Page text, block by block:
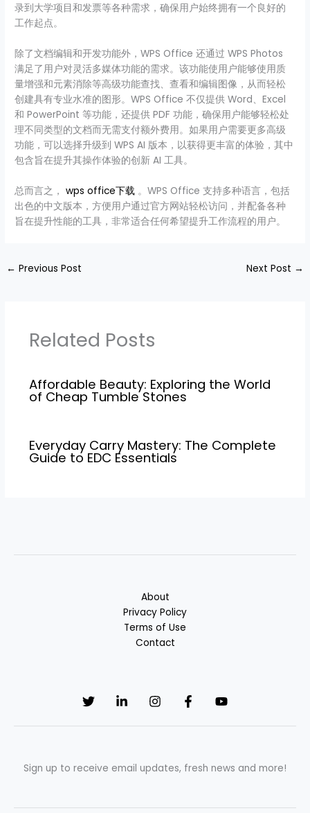
录到大学项目和发票等各种需求，确保用户始终拥有一个良好的
工作起点。
除了文档编辑和开发功能外，WPS Office 还通过 WPS Photos
满足了用户对灵活多媒体功能的需求。该功能使用户能够使用质
量增强和元素消除等高级功能查找、查看和编辑图像，从而轻松
创建具有专业水准的图形。WPS Office 不仅提供 Word、Excel
和 PowerPoint 等功能，还提供 PDF 功能，确保用户能够轻松处
理不同类型的文档而无需支付额外费用。如果用户需要更多高级
功能，可以选择升级到 WPS AI 版本，以获得更丰富的体验，其中
包含旨在提升其操作体验的创新 AI 工具。
总而言之，wps office下载 。WPS Office 支持多种语言，包括
出色的中文版本，方便用户通过官方网站轻松访问，并配备各种
旨在提升性能的工具，非常适合任何希望提升工作流程的用户。
← Previous Post Next Post →
Related Posts
Affordable Beauty: Exploring the World
of Cheap Tumble Stones
Everyday Carry Mastery: The Complete
Guide to EDC Essentials
About
Privacy Policy
Terms of Use
Contact
Sign up to receive email updates, fresh news and more!